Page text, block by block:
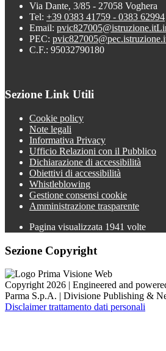
Via Dante, 3/85 - 27058 Voghera
Tel: +39 0383 41759 - 0383 62994
Email: pvic827005@istruzione.it
PEC:
C.F.: 95032790180
Sezione Link Utili
Cookie policy
Note legali
Informativa Privacy
Ufficio Relazioni con il Pubblico
Dichiarazione di accessibilità
Obiettivi di accessibilità
Whistleblowing
Gestione consensi cookie
Amministrazione trasparente
Pagina visualizzata 1941 volte
Sezione Copyright
Copyright 2026 | Engineered and
Parma S.p.A. | Divisione Publishing &
Disclaimer trattamento dati personali